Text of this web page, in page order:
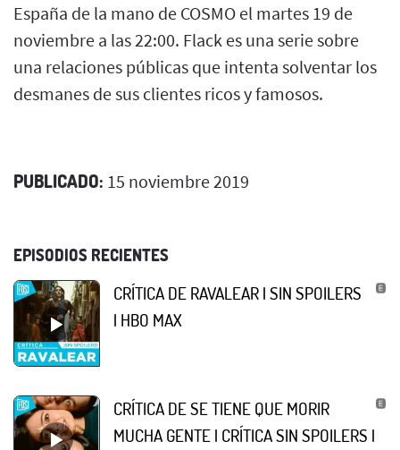
España de la mano de COSMO el martes 19 de
noviembre a las 22:00. Flack es una serie sobre
una relaciones públicas que intenta solventar los
desmanes de sus clientes ricos y famosos.
PUBLICADO: 15 noviembre 2019
EPISODIOS RECIENTES
CRÍTICA DE RAVALEAR | SIN SPOILERS
| HBO MAX
CRÍTICA DE SE TIENE QUE MORIR
MUCHA GENTE | CRÍTICA SIN SPOILERS |